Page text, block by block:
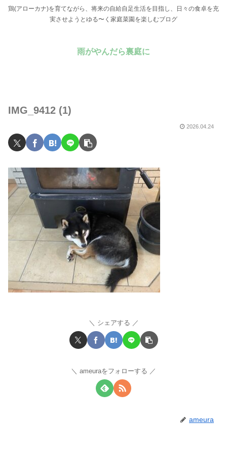
鶏(アローカナ)を育てながら、将来の自給自足生活を目指し、日々の食卓を充
実させようとゆる〜く家庭菜園を楽しむブログ
雨がやんだら裏庭に
IMG_9412 (1)
2026.04.24
シェアする
ameuraをフォローする
ameura